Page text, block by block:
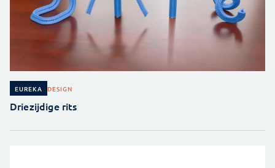
EUREKA DESIGN
Driezijdige rits